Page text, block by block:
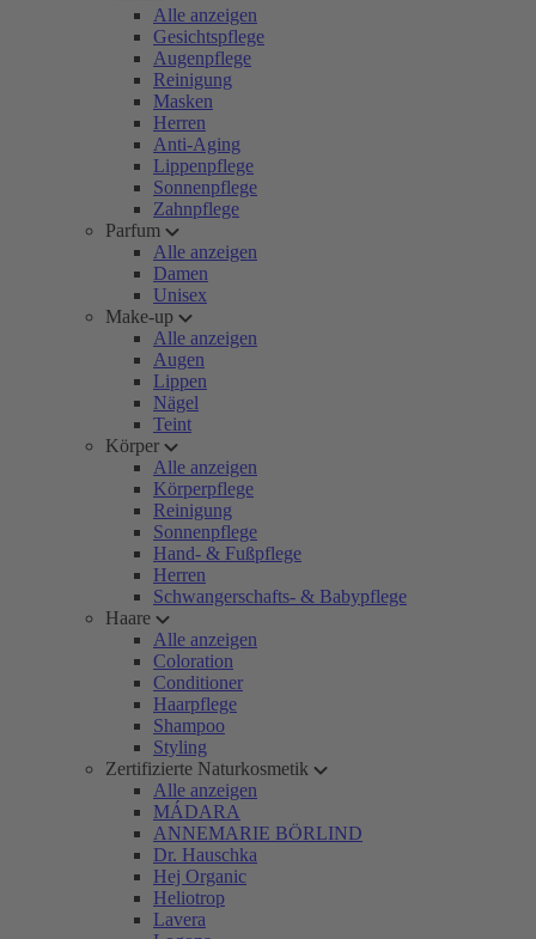
Alle anzeigen
Gesichtspflege
Augenpflege
Reinigung
Masken
Herren
Anti-Aging
Lippenpflege
Sonnenpflege
Zahnpflege
Parfum
Alle anzeigen
Damen
Unisex
Make-up
Alle anzeigen
Augen
Lippen
Nägel
Teint
Körper
Alle anzeigen
Körperpflege
Reinigung
Sonnenpflege
Hand- & Fußpflege
Herren
Schwangerschafts- & Babypflege
Haare
Alle anzeigen
Coloration
Conditioner
Haarpflege
Shampoo
Styling
Zertifizierte Naturkosmetik
Alle anzeigen
MÁDARA
ANNEMARIE BÖRLIND
Dr. Hauschka
Hej Organic
Heliotrop
Lavera